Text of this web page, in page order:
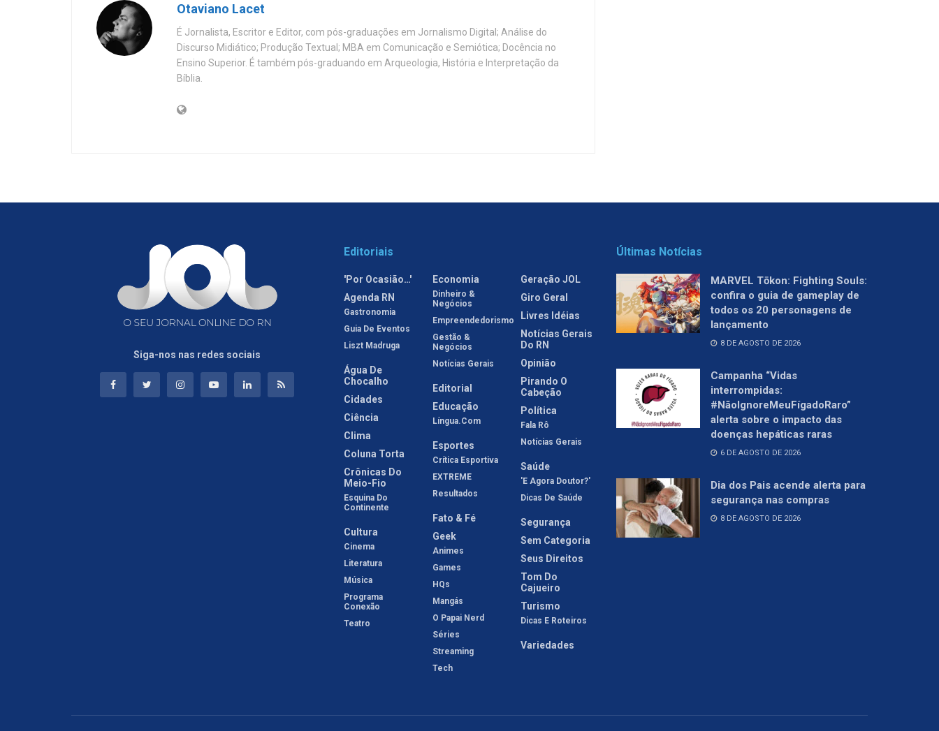
Otaviano Lacet
É Jornalista, Escritor e Editor, com pós-graduações em Jornalismo Digital; Análise do
Discurso Midiático; Produção Textual; MBA em Comunicação e Semiótica; Docência no
Ensino Superior. É também pós-graduando em Arqueologia, História e Interpretação da
Bíblia.
Siga-nos nas redes sociais
Editoriais
'Por Ocasião…'
Agenda RN
Gastronomia
Guia De Eventos
Liszt Madruga
Água De
Chocalho
Cidades
Ciência
Clima
Coluna Torta
Crônicas Do
Meio-Fio
Esquina Do
Continente
Cultura
Cinema
Literatura
Música
Programa
Conexão
Teatro
Economia
Dinheiro &
Negócios
Empreendedorismo
Gestão &
Negócios
Notícias Gerais
Editorial
Educação
Língua.com
Esportes
Crítica Esportiva
EXTREME
Resultados
Fato & Fé
Geek
Animes
Games
HQs
Mangás
O Papai Nerd
Séries
Streaming
Tech
Geração JOL
Giro Geral
Livres Idéias
Notícias Gerais
Do RN
Opinião
Pirando O
Cabeção
Política
Fala Rô
Notícias Gerais
Saúde
'E Agora Doutor?'
Dicas De Saúde
Segurança
Sem Categoria
Seus Direitos
Tom Do
Cajueiro
Turismo
Dicas E Roteiros
Variedades
Últimas Notícias
MARVEL Tōkon: Fighting Souls:
confira o guia de gameplay de
todos os 20 personagens de
lançamento
8 DE AGOSTO DE 2026
Campanha “Vidas
interrompidas:
#NãoIgnoreMeuFígadoRaro”
alerta sobre o impacto das
doenças hepáticas raras
6 DE AGOSTO DE 2026
Dia dos Pais acende alerta para
segurança nas compras
8 DE AGOSTO DE 2026